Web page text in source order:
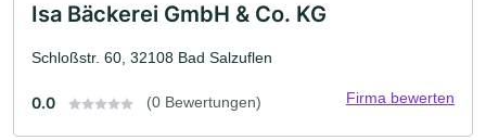
Isa Bäckerei GmbH & Co. KG
Schloßstr. 60, 32108 Bad Salzuflen
0.0 (0 Bewertungen) Firma bewerten